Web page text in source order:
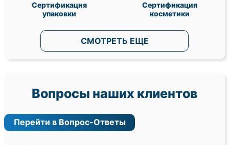
Сертификация
упаковки
Сертификация
косметики
СМОТРЕТЬ ЕЩЕ
Вопросы наших клиентов
Перейти в Вопрос-Ответы